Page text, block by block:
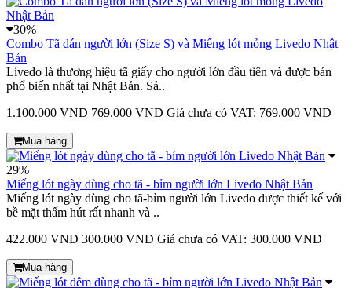
30%
Combo Tã dán người lớn (Size S) và Miếng lót mỏng Livedo Nhật
Bản
Livedo là thương hiệu tã giấy cho người lớn đầu tiên và được bán
phổ biến nhất tại Nhật Bản. Sả..
1.100.000 VND 769.000 VND Giá chưa có VAT: 769.000 VND
Mua hàng
29%
Miếng lót ngày dùng cho tã - bỉm người lớn Livedo Nhật Bản
Miếng lót ngày dùng cho tã-bỉm người lớn Livedo được thiết kế với
bề mặt thấm hút rất nhanh và ..
422.000 VND 300.000 VND Giá chưa có VAT: 300.000 VND
Mua hàng